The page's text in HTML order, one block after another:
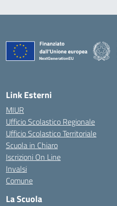
Link Esterni
MIUR
Ufficio Scolastico Regionale
Ufficio Scolastico Territoriale
Scuola in Chiaro
Iscrizioni On Line
Invalsi
Comune
La Scuola